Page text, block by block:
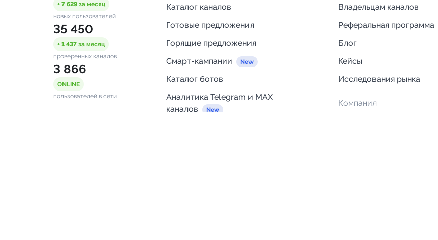
+ 7 629 за месяц
новых пользователей
35 450
+ 1 437 за месяц
проверенных каналов
3 866
ONLINE
пользователей в сети
Каталог каналов
Готовые предложения
Горящие предложения
Смарт-кампании
Каталог ботов
Аналитика Telegram и MAX
каналов
Владельцам каналов
Реферальная программа
Блог
Кейсы
Исследования рынка
Компания